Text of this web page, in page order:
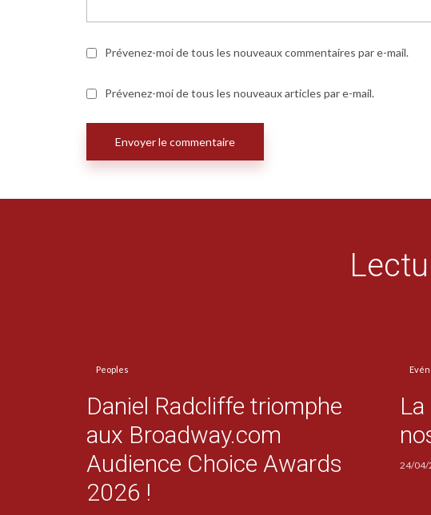
Prévenez-moi de tous les nouveaux commentaires par e-mail.
Prévenez-moi de tous les nouveaux articles par e-mail.
Peoples
Daniel Radcliffe triomphe
aux Broadway.com
Audience Choice Awards
2026 !
24/04/